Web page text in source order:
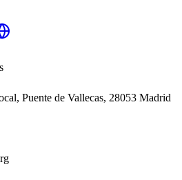
Puente de Vallecas, 28053 Madrid